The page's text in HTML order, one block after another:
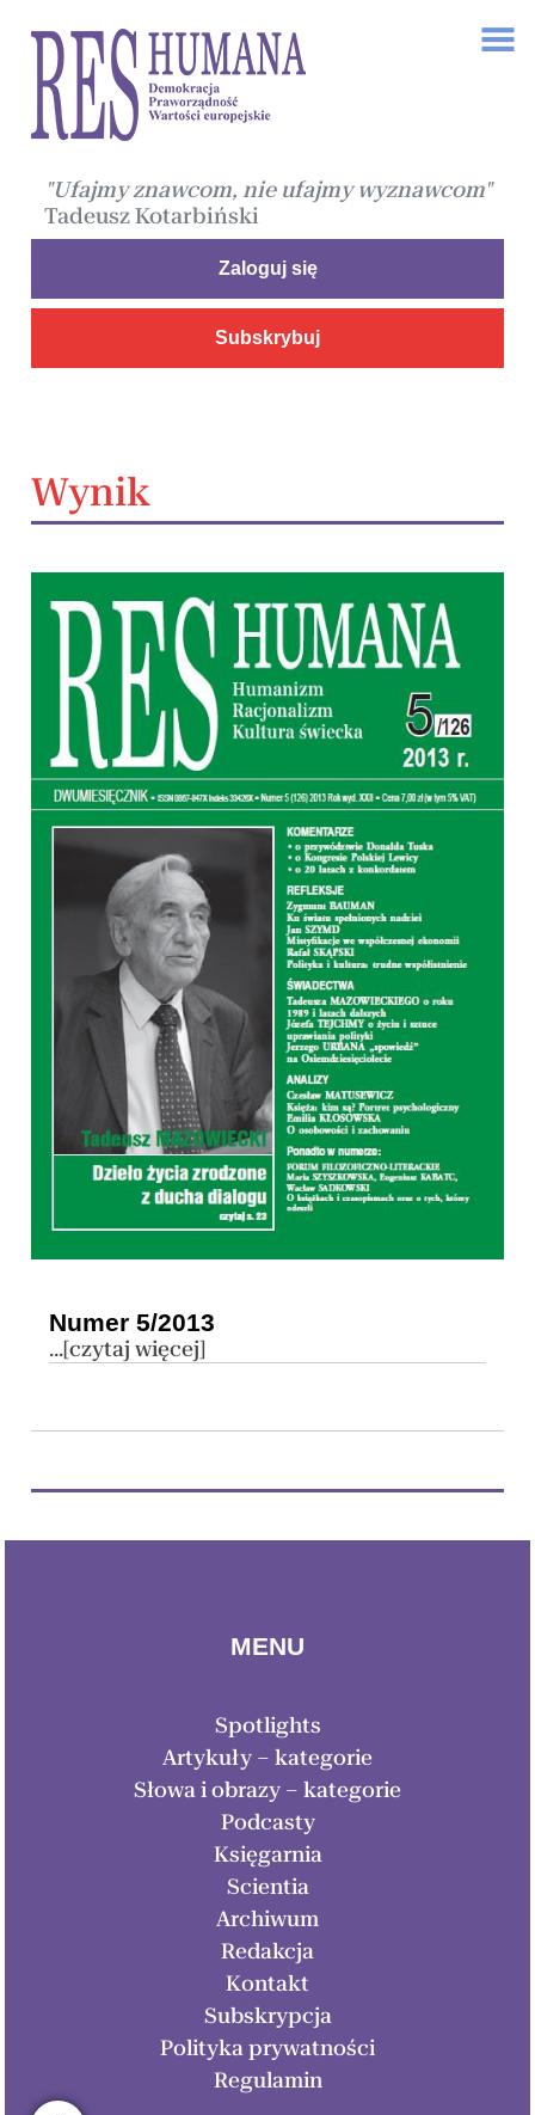
"Ufajmy znawcom, nie ufajmy wyznawcom"
Tadeusz Kotarbiński
Zaloguj się
Subskrybuj
Wynik
Numer 5/2013
...[czytaj więcej]
MENU
Spotlights
Artykuły – kategorie
Słowa i obrazy – kategorie
Podcasty
Księgarnia
Scientia
Archiwum
Redakcja
Kontakt
Subskrypcja
Polityka prywatności
Regulamin